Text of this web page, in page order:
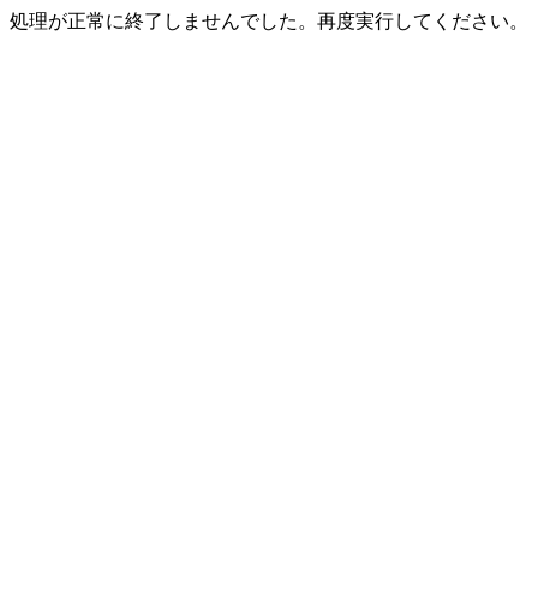
処理が正常に終了しませんでした。再度実行してください。